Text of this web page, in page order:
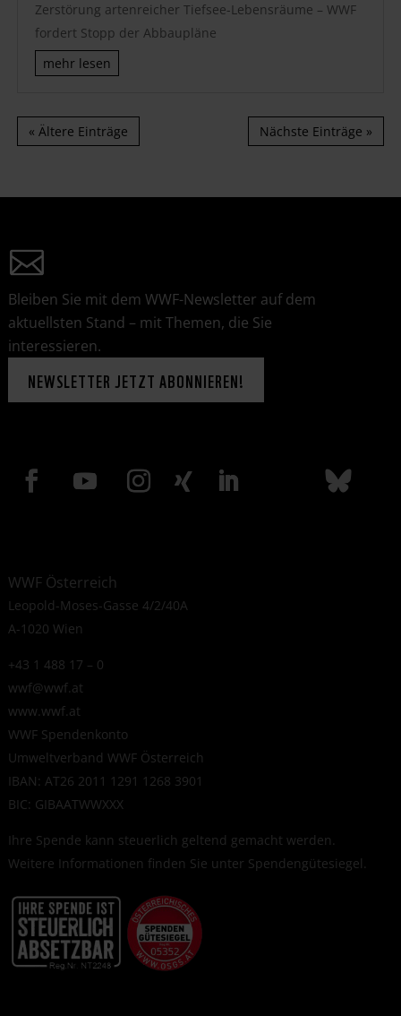
Zerstörung artenreicher Tiefsee-Lebensräume – WWF
fordert Stopp der Abbaupläne
mehr lesen
« Ältere Einträge Nächste Einträge »
Bleiben Sie mit dem WWF-Newsletter auf dem
aktuellsten Stand – mit Themen, die Sie
interessieren.
NEWSLETTER JETZT ABONNIEREN!
WWF Österreich
Leopold-Moses-Gasse 4/2/40A
A-1020 Wien
+43 1 488 17 – 0
wwf@wwf.at
www.wwf.at
WWF Spendenkonto
Umweltverband WWF Österreich
IBAN: AT26 2011 1291 1268 3901
BIC: GIBAATWWXXX
Ihre Spende kann steuerlich geltend gemacht werden.
Weitere Informationen finden Sie unter Spendengütesiegel.